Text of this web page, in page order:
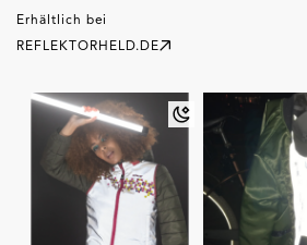
Erhältlich bei
REFLEKTORHELD.DE